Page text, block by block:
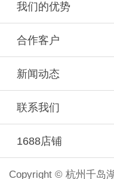
我们的优势
合作客户
新闻动态
联系我们
1688店铺
Copyright © 杭州千岛